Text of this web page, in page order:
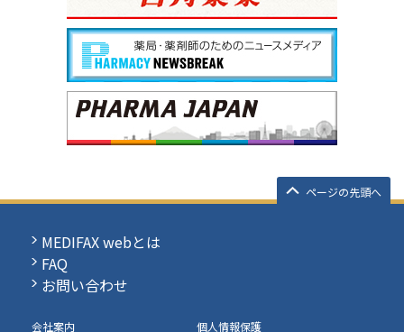
ページの先頭へ
MEDIFAX webとは
FAQ
お問い合わせ
会社案内 個人情報保護